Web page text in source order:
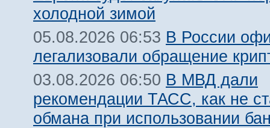
холодной зимой
05.08.2026 06:53 В России
легализовали обращение
03.08.2026 06:50 В МВД дали
рекомендации ТАСС, как не
обмана при использовании